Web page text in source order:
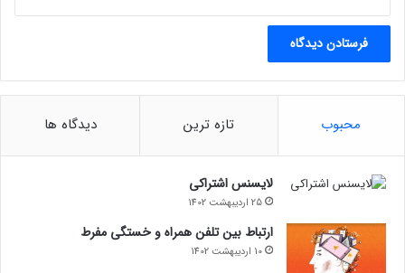
محبوب تازه ترین دیدگاه ها
لایسنس اشتراکی
25 اردیبهشت 1402
ارتباط بین تلفن همراه و خستگی مفرط
10 اردیبهشت 1402